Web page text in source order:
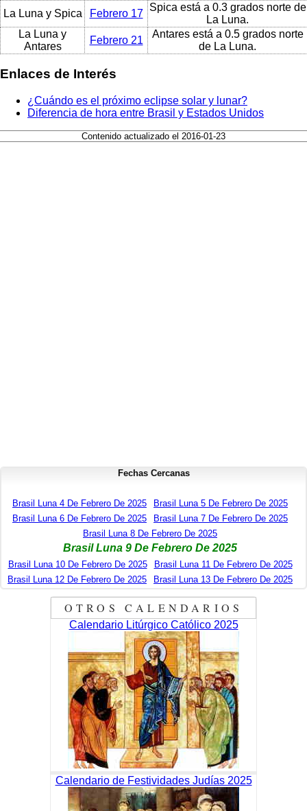
La Luna y Spica
Febrero 17
Spica está a 0.3 grados norte de
La Luna.
La Luna y
Antares
Febrero 21
Antares está a 0.5 grados norte
de La Luna.
Enlaces de Interés
¿Cuándo es el próximo eclipse solar y lunar?
Diferencia de hora entre Brasil y Estados Unidos
Contenido actualizado el 2016-01-23
Fechas Cercanas
Brasil Luna 4 De Febrero De 2025
Brasil Luna 5 De Febrero De 2025
Brasil Luna 6 De Febrero De 2025
Brasil Luna 7 De Febrero De 2025
Brasil Luna 8 De Febrero De 2025
Brasil Luna 9 De Febrero De 2025
Brasil Luna 10 De Febrero De 2025
Brasil Luna 11 De Febrero De 2025
Brasil Luna 12 De Febrero De 2025
Brasil Luna 13 De Febrero De 2025
OTROS CALENDARIOS
Calendario Litúrgico Católico 2025
Calendario de Festividades Judías 2025